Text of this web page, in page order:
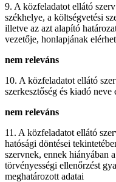
9. A közfeladatot ellátó
székhelye, a költségvetési
illetve az azt alapító
vezetője, honlapjának
nem releváns
10. A közfeladatot ellátó
szerkesztőség és kiadó
nem releváns
11. A közfeladatot ellátó
hatósági döntései
szervnek, ennek hiányában
törvényességi ellenőrzést
meghatározott adatai